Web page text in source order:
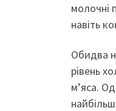
молочні
навіть
Обидва
рівень
м’яса.